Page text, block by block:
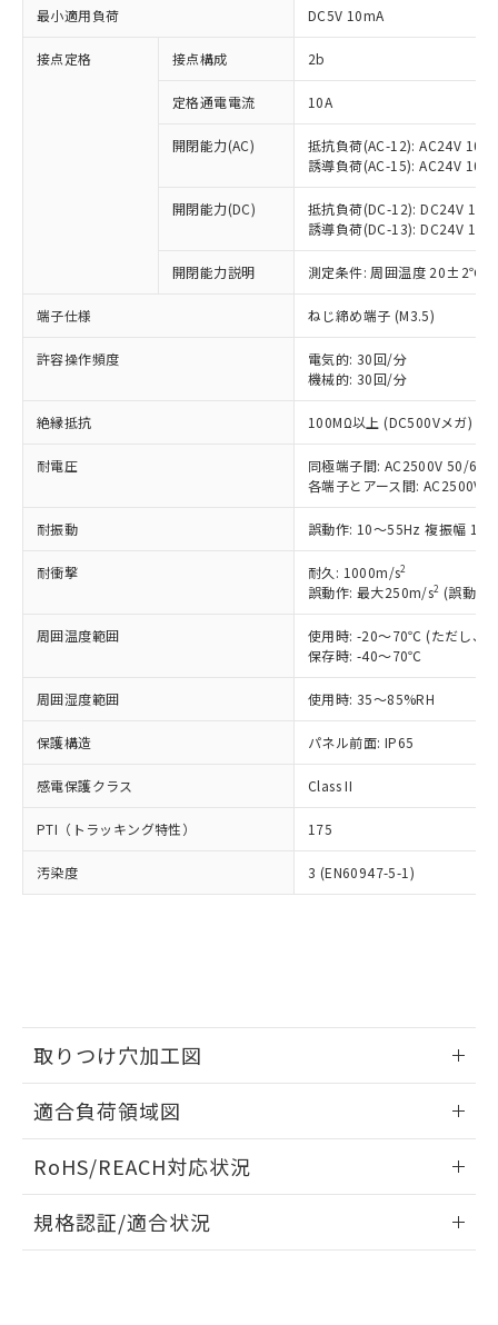
最小適用負荷 DC5V 10mA
接点定格 接点構成 2b
定格通電電流 10A
開閉能力(AC)
抵抗負荷(AC-12): AC24V
誘導負荷(AC-15): AC24V
開閉能力(DC)
抵抗負荷(DC-12): DC24V
誘導負荷(DC-13): DC24V
開閉能力説明 測定条件: 周囲温度 20±2℃
端子仕様 ねじ締め端子 (M3.5)
許容操作頻度
電気的: 30回/分
機械的: 30回/分
絶縁抵抗 100MΩ以上 (DC500Vメガ)
耐電圧
同極端子間: AC2500V 50/
各端子とアース間: AC2500V
耐振動 誤動作: 10～55Hz 複振幅
耐衝撃 耐久: 1000m/s2
誤動作: 最大250m/s2 (誤動作
周囲温度範囲
使用時: -20～70℃ (ただし、
保存時: -40～70℃
周囲湿度範囲 使用時: 35～85%RH
保護構造 パネル前面: IP65
感電保護クラス Class II
PTI（トラッキング特性） 175
汚染度 3 (EN60947-5-1)
取りつけ穴加工図
適合負荷領域図
RoHS/REACH対応状況
EU RoHS 注意事項・凡例
規格認証/適合状況
ご利用条件
以下の条件をお読みいただき、同意のうえ
ご利用ください。
本サービスは、当社制御機器事業取扱
商品の当社在庫状況および標準価格
(税抜)を提供させていただくもので
当社制御機器事業取扱商品の中には、
本サービスの対象外となる商品もある
記載している更新日時点での社内デー
タに基づき作成されるものであり、閲
覧された時点での実際の在庫および標
準価格とは異なる場合があることをご
正式な納期状況および標準価格はお客
様のお取引先、またはお客様担当のオ
ムロン制御機器販売店・当社販売員に
ご相談ください。
オムロン制御機器販売店や当社販売拠
」をご確認
メンバーズにご登録されている必要が
あります。
お客様が当ウェブサイト上で当社にご
登録された部品リストについて、当社
および当社の共同利用者が、当社の製
品・サービスに関するお客様との取
引・商談に必要な範囲で利用すること
※当社の共同利用者とは、
の共同利用に関して"
の「1.共同利
対応済み：EU RoHS指令（10物質）の
非含有に対応した製品が提供可能な商品で
対応予定：EU RoHS指令（10物質）の非含
有に対応した製品に切り替える予定のある
商品です。
対応予定なし：EU RoHS指令（10物質）の
非含有に非対応の商品で、対応品を出す予
定はありません。
調査・確認中：EU RoHS指令（10物質）の
非含有の対応状況を調査中または確認中の
非該当品：ライセンス料など無形物で、有
害物質有無と関係のない商品です。
仕入先様の事情により、非含有部品として
いたものが、含有品と判明した場合などや
むを得ず変更することがあります。
鉛(Pb) 1000ppm以下、 水銀(Hg) 1000ppm以下、 カド
ミウム(Cd) 100ppm以下、
六価クロム(Cr(Ⅵ)) 1000ppm以下、ポリ臭化ビフェニル
類(PBB) 1000ppm以下、ポリ臭化ジフェニルエーテル類
(PBDE) 1000ppm以下、フタル酸ビス(2-エチルヘキシ
（DBP） 1000ppm以下、フタル酸ジイソブチル
但し、RoHS指令で産業用監視および制御機器に対する
適用除外項目は除く。
図的な使用がないことを確認しています。
※3 非含有証明書ダウンロード
とができます。
EU RoHS指令（10物質）の非含有証明書
51物質の非含有証明書（当社基準）
「○」：最大均質材料含有率が中国RoHSの
基準値以下であることを示します。
「×」：最大均質材料含有率が中国RoHSの
基準値を超えていることを示します。
「－」：未確認です。当社販売部門へお問
い合わせください。
*中国RoHS10物質の基準値 (GB/T26572)：
Pb(鉛) :1000ppm、 Hg(水銀) : 1000ppm、 Cd(カドミウ
ム) : 100ppm、
ニル類) : 1000ppm、 PBDEs(ポリ臭化ジフェニルエーテ
DBP(フタル酸ジブチル) : 1000ppm、 DIBP(フタル酸ジ
イソブチル) : 1000ppm、 BBP(フタル酸ブチルベンジ
DEHP(フタル酸ビス(2-エチルヘキシル)) : 1000ppm
※2 環境保護使用期限
及ぼさない年数を意味します。
「－」：未確認です。当社販売部門へお問
い合わせください。
当社は、これら貴社製品のうち、外国
為替および外国貿易法に定める商品
（以下｢規制貨物等」という）を輸出
または国外への提供する場合は、日本
可)を取得するなどの必要な手続きを
当社は規制貨物を破棄する場合は、完
全に破砕するなど、違法に輸出されな
いよう必要な手段を講じます。
当社は貴社製品を、核兵器、ミサイ
ル、化学兵器、生物兵器またはその他
武器並びにこれらの製造装置等に一切
使用いたしません。
合意する
号
一定数以上の在庫あり
△
在庫なし(最新の在庫状況につ
いては、お客様のお取引先、ま
たはお客様担当のオムロン制御
白
情報を公開していない機種